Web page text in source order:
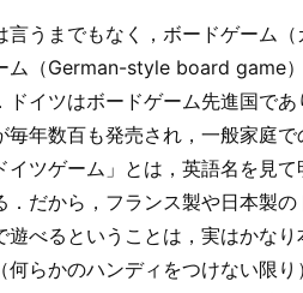
言うまでもなく，ボードゲーム
ム（German-style board game
ドイツはボードゲーム先進国で
毎年数百も発売され，一般家庭
ツゲーム」とは，英語名を見
．だから，フランス製や日本製
遊べるということは，実はかな
何らかのハンディをつけない限